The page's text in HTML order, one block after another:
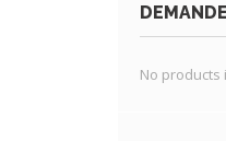
No products